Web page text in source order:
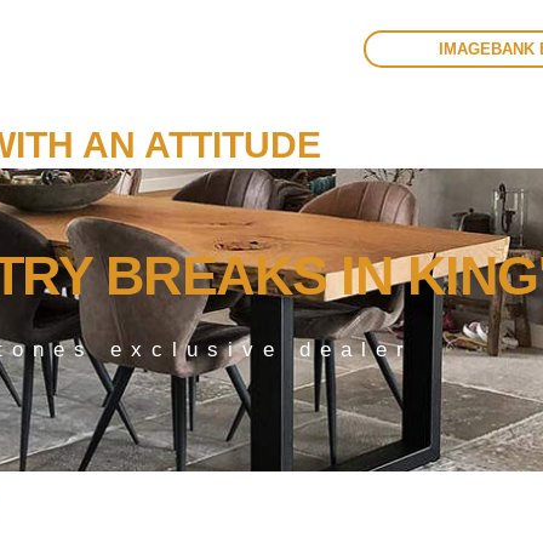
IMAGEBANK
AN ATTITUDE
BREAKSIN
exclusive dealer